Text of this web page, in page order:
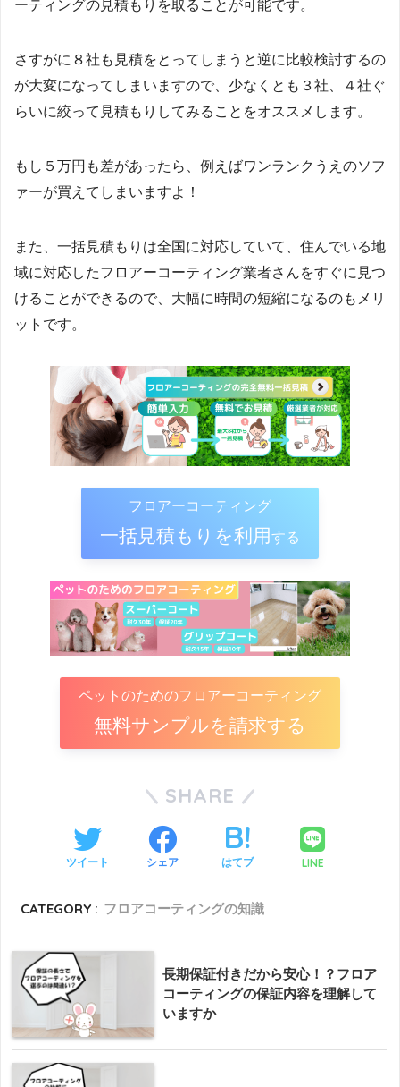
ーティングの見積もりを取ることが可能です。
さすがに８社も見積をとってしまうと逆に比較検討するの
が大変になってしまいますので、少なくとも３社、４社ぐ
らいに絞って見積もりしてみることをオススメします。
もし５万円も差があったら、例えばワンランクうえのソフ
ァーが買えてしまいますよ！
また、一括見積もりは全国に対応していて、住んでいる地
域に対応したフロアーコーティング業者さんをすぐに見つ
けることができるので、大幅に時間の短縮になるのもメリ
ットです。
フロアーコーティング
一括見積もりを利用 する
ペットのためのフロアーコーティング
無料サンプルを請求する
SHARE
ツイート シェア はてブ LINE
CATEGORY : フロアコーティングの知識
長期保証付きだから安心！？フロア
コーティングの保証内容を理解して
いますか